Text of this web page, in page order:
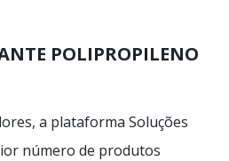
POLIPROPILENO
a plataforma Soluções
número de produtos